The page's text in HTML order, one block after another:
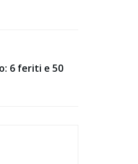
6 feriti e 50